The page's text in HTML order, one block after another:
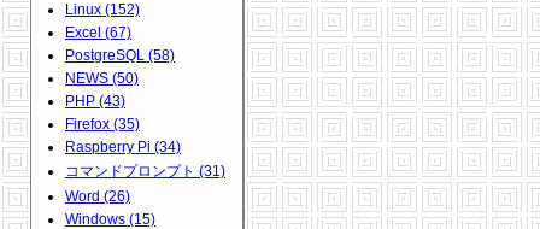
Linux (152)
Excel (67)
PostgreSQL (58)
NEWS (50)
PHP (43)
Firefox (35)
Raspberry Pi (34)
コマンドプロンプト (31)
Word (26)
Windows (15)